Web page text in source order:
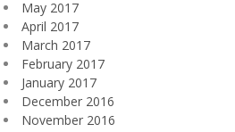
May 2017
April 2017
March 2017
February 2017
January 2017
December 2016
November 2016